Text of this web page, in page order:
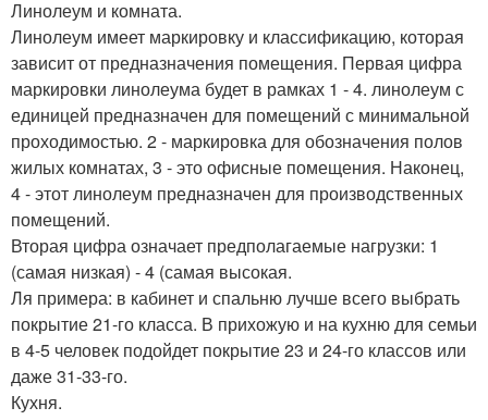
Линолеум и комната.
Линолеум имеет маркировку и классификацию, которая
зависит от предназначения помещения. Первая цифра
маркировки линолеума будет в рамках 1 - 4. линолеум с
единицей предназначен для помещений с минимальной
проходимостью. 2 - маркировка для обозначения полов
жилых комнатах, 3 - это офисные помещения. Наконец,
4 - этот линолеум предназначен для производственных
помещений.
Вторая цифра означает предполагаемые нагрузки: 1
(самая низкая) - 4 (самая высокая.
Ля примера: в кабинет и спальню лучше всего выбрать
покрытие 21-го класса. В прихожую и на кухню для семьи
в 4-5 человек подойдет покрытие 23 и 24-го классов или
даже 31-33-го.
Кухня.